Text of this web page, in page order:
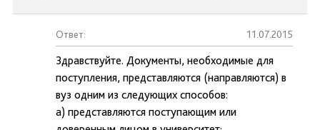
Ответ: 11.07.2015
Здравствуйте. Документы, необходимые для
поступления, представляются (направляются) в
вуз одним из следующих способов:
а) представляются поступающим или